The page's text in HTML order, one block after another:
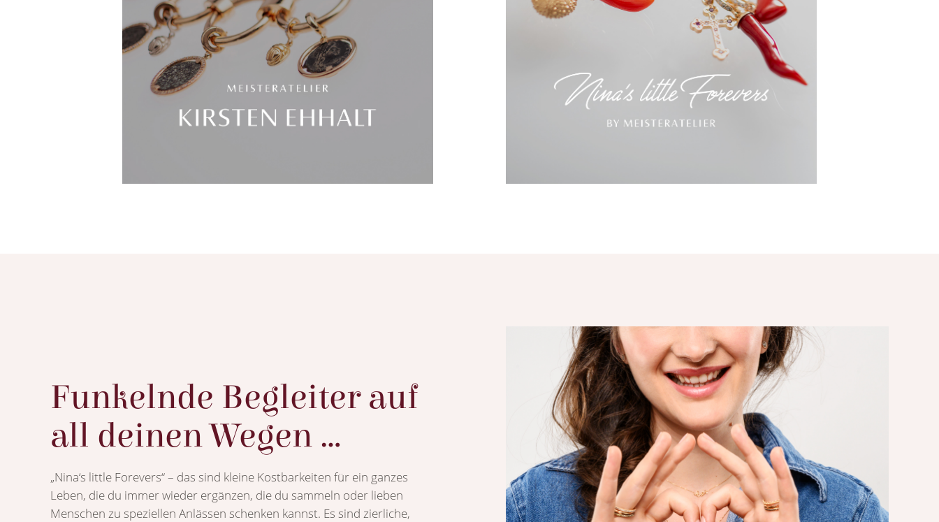
Funkelnde Begleiter auf
all deinen Wegen ...
„Nina‘s little Forevers“ – das sind kleine Kostbarkeiten für ein ganzes
Leben, die du immer wieder ergänzen, die du sammeln oder lieben
Menschen zu speziellen Anlässen schenken kannst. Es sind zierliche,